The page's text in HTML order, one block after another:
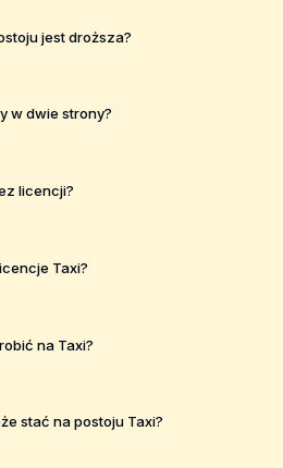
jest droższa?
w dwie strony?
licencji?
Taxi?
na Taxi?
stać na postoju Taxi?